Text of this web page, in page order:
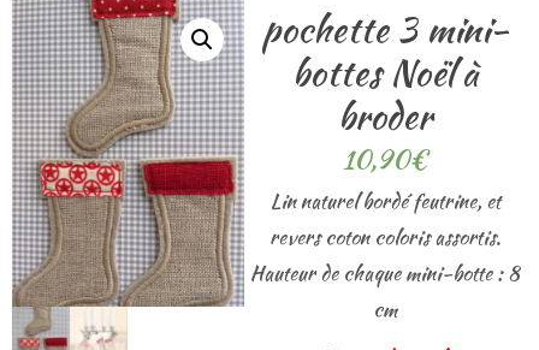
pochette 3 mini-
bottes Noël à
broder
10,90€
Lin naturel bordé feutrine, et
revers coton coloris assortis.
Hauteur de chaque mini-botte : 8
cm